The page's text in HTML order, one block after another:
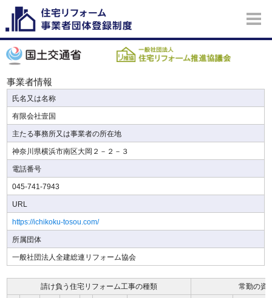
事業者情報
氏名又は名称
有限会社壹国
主たる事務所又は事業者の所在地
神奈川県横浜市南区大岡２－２－３
電話番号
045-741-7943
URL
https://ichikoku-tosou.com/
所属団体
一般社団法人全建総連リフォーム協会
請け負う住宅リフォーム工事の種類 常勤の資